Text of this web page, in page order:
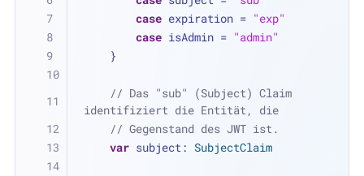
case expiration = "exp"
case isAdmin = "admin"
    }
// Das "sub" (Subject) Claim
identifiziert die Entität, die
// Gegenstand des JWT ist.
var subject: SubjectClaim